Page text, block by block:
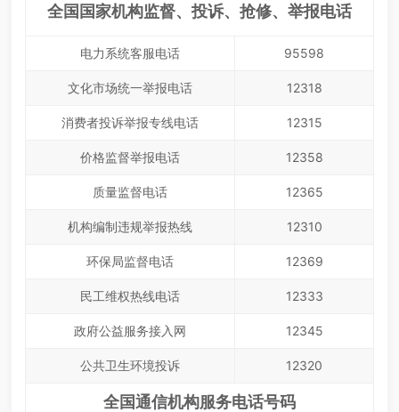
全国国家机构监督、投诉、抢修、举报电话
电力系统客服电话 95598
文化市场统一举报电话 12318
消费者投诉举报专线电话 12315
价格监督举报电话 12358
质量监督电话 12365
机构编制违规举报热线 12310
环保局监督电话 12369
民工维权热线电话 12333
政府公益服务接入网 12345
公共卫生环境投诉 12320
全国通信机构服务电话号码